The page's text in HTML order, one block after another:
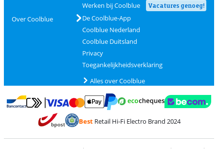
Over Coolblue
Werken bij Coolblue
Vacatures genoeg!
De Coolblue-App
Coolblue Nederland
Coolblue Duitsland
Privacy
Toegankelijkheidsverklaring
Alles over Coolblue
Betalen met Bancontact
Betalen met MasterCard en Visa via ClickToPay
Betalen met PayPal
BestRetail Hi-Fi Electro Brand 2024